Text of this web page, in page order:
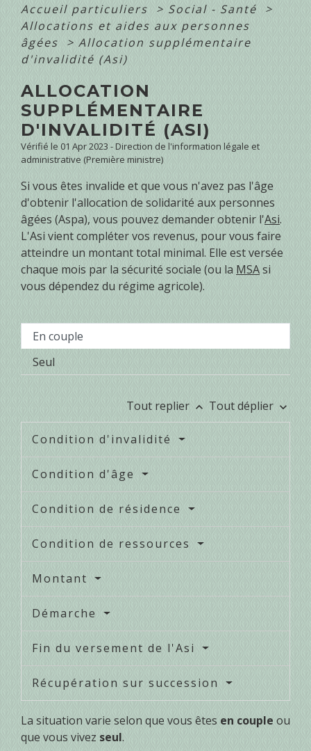
Accueil particuliers > Social - Santé
>
Allocations et aides aux personnes
âgées
> Allocation supplémentaire
d'invalidité (Asi)
ALLOCATION
SUPPLÉMENTAIRE
D'INVALIDITÉ (ASI)
Vérifié le 01 Apr 2023 - Direction de l'information légale et
administrative (Première ministre)
Si vous êtes invalide et que vous n'avez pas l'âge
d'obtenir l'allocation de solidarité aux personnes
âgées (Aspa), vous pouvez demander obtenir l'Asi.
L'Asi vient compléter vos revenus, pour vous faire
atteindre un montant total minimal. Elle est versée
chaque mois par la sécurité sociale (ou la MSAsi
vous dépendez du régime agricole).
En couple
Seul
Tout replier keyboard_arrow_up Tout déplier keyboard_arrow_down
Condition d'invalidité
Condition d'âge
Condition de résidence
Condition de ressources
Montant
Démarche
Fin du versement de l'Asi
Récupération sur succession
La situation varie selon que vous êtes en couple ou
que vous vivez seul.